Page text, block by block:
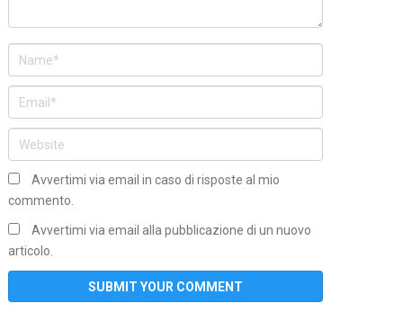
Avvertimi via email in caso di risposte al mio
commento.
Avvertimi via email alla pubblicazione di un nuovo
articolo.